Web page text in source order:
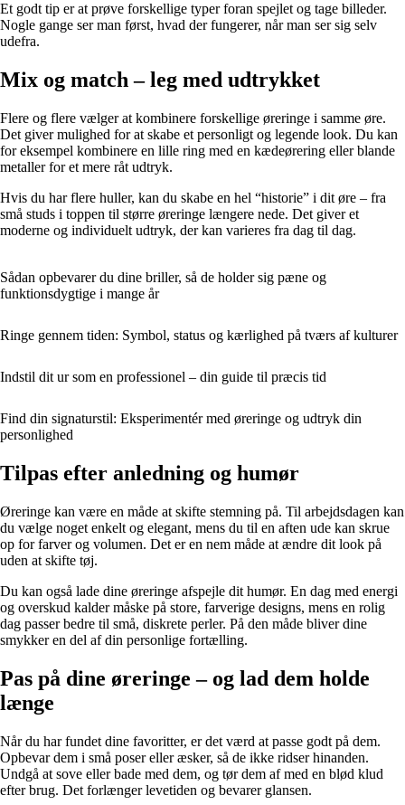
Et godt tip er at prøve forskellige typer foran spejlet og tage billeder.
Nogle gange ser man først, hvad der fungerer, når man ser sig selv
udefra.
Mix og match – leg med udtrykket
Flere og flere vælger at kombinere forskellige øreringe i samme øre.
Det giver mulighed for at skabe et personligt og legende look. Du kan
for eksempel kombinere en lille ring med en kædeørering eller blande
metaller for et mere råt udtryk.
Hvis du har flere huller, kan du skabe en hel “historie” i dit øre – fra
små studs i toppen til større øreringe længere nede. Det giver et
moderne og individuelt udtryk, der kan varieres fra dag til dag.
Sådan opbevarer du dine briller, så de holder sig pæne og
funktionsdygtige i mange år
Ringe gennem tiden: Symbol, status og kærlighed på tværs af kulturer
Indstil dit ur som en professionel – din guide til præcis tid
Find din signaturstil: Eksperimentér med øreringe og udtryk din
personlighed
Tilpas efter anledning og humør
Øreringe kan være en måde at skifte stemning på. Til arbejdsdagen kan
du vælge noget enkelt og elegant, mens du til en aften ude kan skrue
op for farver og volumen. Det er en nem måde at ændre dit look på
uden at skifte tøj.
Du kan også lade dine øreringe afspejle dit humør. En dag med energi
og overskud kalder måske på store, farverige designs, mens en rolig
dag passer bedre til små, diskrete perler. På den måde bliver dine
smykker en del af din personlige fortælling.
Pas på dine øreringe – og lad dem holde
længe
Når du har fundet dine favoritter, er det værd at passe godt på dem.
Opbevar dem i små poser eller æsker, så de ikke ridser hinanden.
Undgå at sove eller bade med dem, og tør dem af med en blød klud
efter brug. Det forlænger levetiden og bevarer glansen.